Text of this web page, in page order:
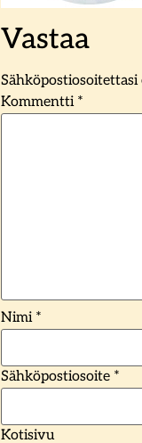
Vastaa
Sähköpostiosoitettasi
Kommentti *
Nimi *
Sähköpostiosoite *
Kotisivu